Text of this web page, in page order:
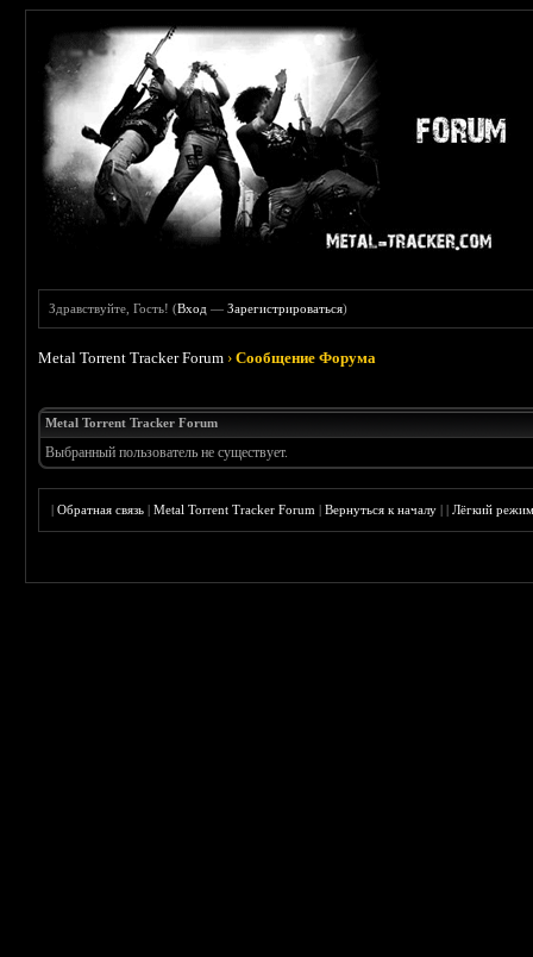
Здравствуйте, Гость! (Вход —Зарегистрироваться)
Metal Torrent Tracker Forum ›Сообщение Форума
Metal Torrent Tracker Forum
Выбранный пользователь не существует.
|Обратная связь |Metal Torrent Tracker Forum |Вернуться к началу ||Лёгкий